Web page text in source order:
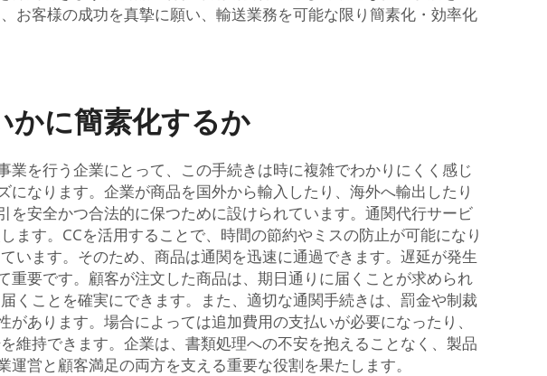
お客様の成功を真摯に願い、輸送業務を可能な限り簡素化・効率化
かに簡素化するか
を行う企業にとって、この手続きは時に複雑でわかりにくく感じ
なります。企業が商品を国外から輸入したり、海外へ輸出したり
安全かつ合法的に保つために設けられています。通関代行サービ
す。CCを活用することで、時間の節約やミスの防止が可能になり
います。そのため、商品は通関を迅速に通過できます。遅延が発生
要です。顧客が注文した商品は、期日通りに届くことが求められ
くことを確実にできます。また、適切な通関手続きは、罰金や制裁
あります。場合によっては追加費用の支払いが必要になったり、
維持できます。企業は、書類処理への不安を抱えることなく、製品
営と顧客満足の両方を支える重要な役割を果たします。